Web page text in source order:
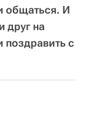
общаться. И
друг на
поздравить с